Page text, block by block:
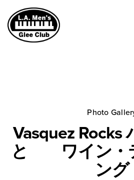
Photo
Vasquez Rocks
と ワイン・
ング